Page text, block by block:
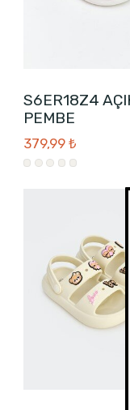
S6ER18Z4
PEMBE
379,99 ₺